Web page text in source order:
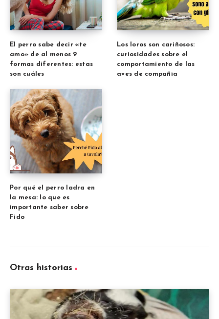
El perro sabe decir «te
amo» de al menos 9
formas diferentes: estas
son cuáles
Los loros son cariñosos:
curiosidades sobre el
comportamiento de las
aves de compañía
Por qué el perro ladra en
la mesa: lo que es
importante saber sobre
Fido
Otras historias